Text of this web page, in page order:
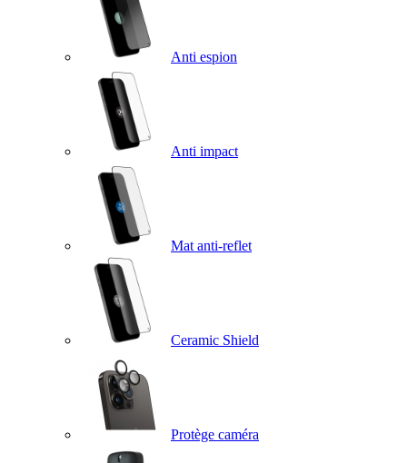
Anti espion
Anti impact
Mat anti-reflet
Ceramic Shield
Protège caméra